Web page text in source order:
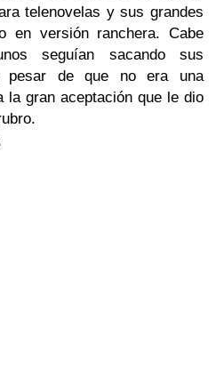
telenovelas y sus grandes
en versión ranchera. Cabe
seguían sacando sus
pesar de que no era una
la gran aceptación que le dio